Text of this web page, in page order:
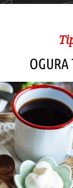
OGURA